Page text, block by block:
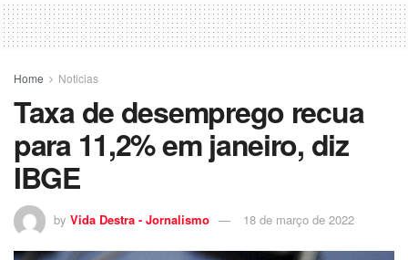
Home Noticias
Taxa de desemprego recua
para 11,2% em janeiro, diz
IBGE
by Vida Destra - Jornalismo 18 de março de 2022